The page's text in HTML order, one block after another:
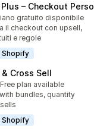
– Checkout Perso
totaligratuito disponibile
il checkout con upsell,
e regole
Shopify
Cross Sell
totali
Free plan available
bundles, quantity
Shopify